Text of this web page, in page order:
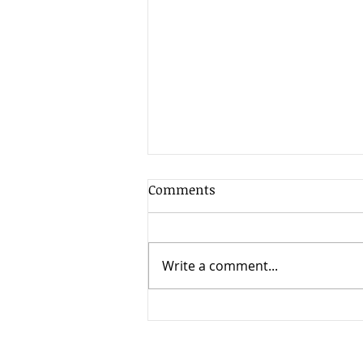
결혼 후 달라지는 미국 세금보
Comments
Write a comment...